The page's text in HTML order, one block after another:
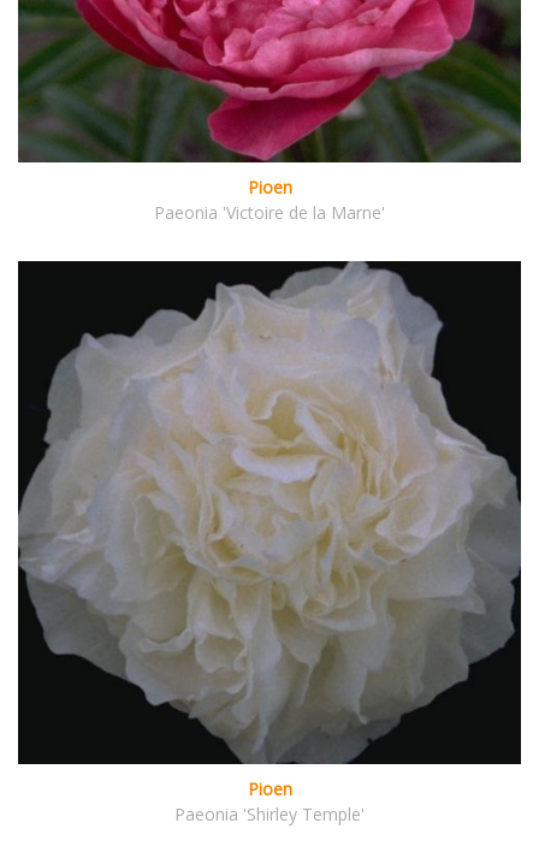
Pioen
Paeonia 'Victoire de la Marne'
Pioen
Paeonia 'Shirley Temple'